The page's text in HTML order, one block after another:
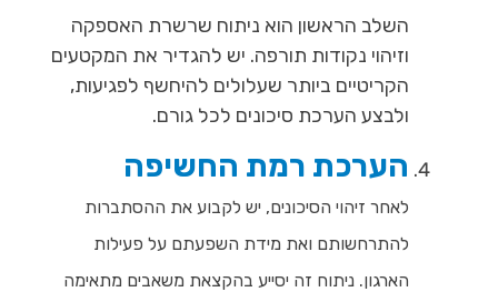
השלב הראשון הוא ניתוח שרשרת האספקה
וזיהוי נקודות תורפה. יש להגדיר את המקטעים
הקריטיים ביותר שעלולים להיחשף לפגיעות,
ולבצע הערכת סיכונים לכל גורם.
הערכת רמת החשיפה
לאחר זיהוי הסיכונים, יש לקבוע את ההסתברות
להתרחשותם ואת מידת השפעתם על פעילות
הארגון. ניתוח זה יסייע בהקצאת משאבים מתאימה